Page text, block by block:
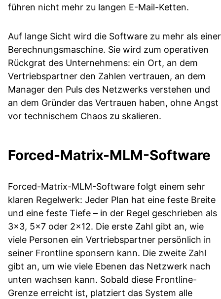
führen nicht mehr zu langen E-Mail-Ketten.
Auf lange Sicht wird die Software zu mehr als einer
Berechnungsmaschine. Sie wird zum operativen
Rückgrat des Unternehmens: ein Ort, an dem
Vertriebspartner den Zahlen vertrauen, an dem
Manager den Puls des Netzwerks verstehen und
an dem Gründer das Vertrauen haben, ohne Angst
vor technischem Chaos zu skalieren.
Forced-Matrix-MLM-Software
Forced-Matrix-MLM-Software folgt einem sehr
klaren Regelwerk: Jeder Plan hat eine feste Breite
und eine feste Tiefe – in der Regel geschrieben als
3×3, 5×7 oder 2×12. Die erste Zahl gibt an, wie
viele Personen ein Vertriebspartner persönlich in
seiner Frontline sponsern kann. Die zweite Zahl
gibt an, um wie viele Ebenen das Netzwerk nach
unten wachsen kann. Sobald diese Frontline-
Grenze erreicht ist, platziert das System alle